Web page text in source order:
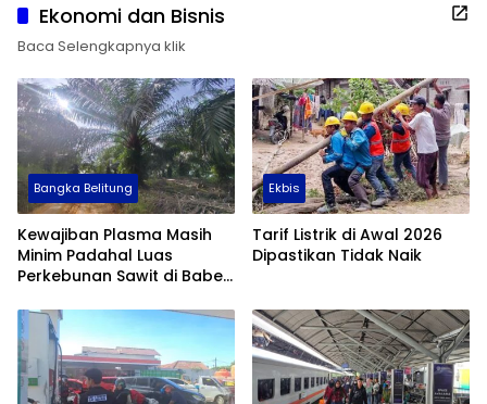
Ekonomi dan Bisnis
Baca Selengkapnya klik
Bangka Belitung
Kewajiban Plasma Masih
Minim Padahal Luas
Perkebunan Sawit di Babel
Ekbis
Tarif Listrik di Awal 2026
Dipastikan Tidak Naik